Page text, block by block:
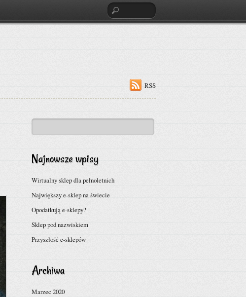
RSS
Najnowsze wpisy
Wirtualny sklep dla pełnoletnich
Największy e-sklep na świecie
Opodatkują e-sklepy?
Sklep pod nazwiskiem
Przyszłość e-sklepów
Archiwa
Marzec 2020